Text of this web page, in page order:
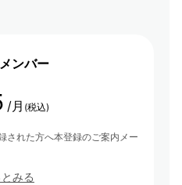
として、社会を発展させるエバン
・アウトプットする場を提供して
ンバー
/月 (税込)
された方へ本登録のご案内メー
みる